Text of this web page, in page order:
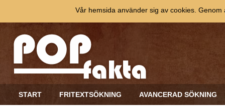
START FRITEXTSÖKNING AVANCERAD SÖKNING
Vår hemsida använder sig av cookies.